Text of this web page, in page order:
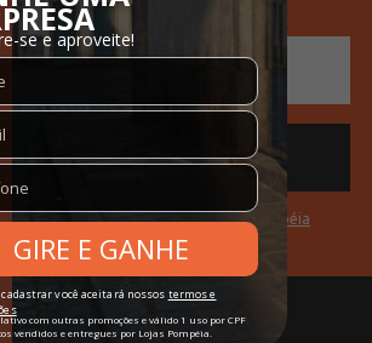
você aceita osTermos de Uso da Pompéia